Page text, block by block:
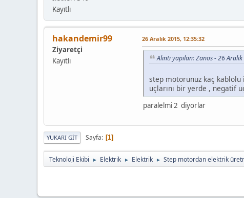
Kayıtlı
hakandemir99
Ziyaretçi
Kayıtlı
26 Aralık 2015, 12:35:32
Alıntı yapılan: Zanos - 26
step motorunuz kaç kablolu
uçlarını bir yerde , negatif
paralelmi 2 diyorlar
YUKARI GIT Sayfa 1
Teknoloji Ekibi ► Elektrik ► Elektrik ► Step motordan elektrik